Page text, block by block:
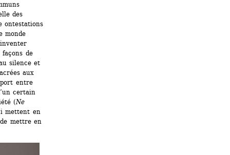
des
ontestations
monde
façons de
silence et
aux
entre
certain
(Ne
mettent en
mettre en